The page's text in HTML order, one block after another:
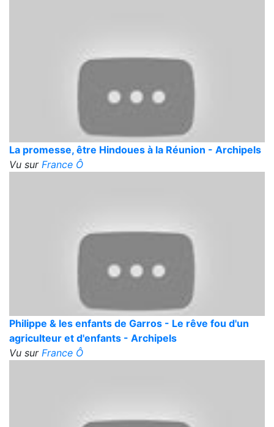
La promesse, être Hindoues à la Réunion - Archipels
Vu sur France Ô
Philippe & les enfants de Garros - Le rêve fou d'un
agriculteur et d'enfants - Archipels
Vu sur France Ô